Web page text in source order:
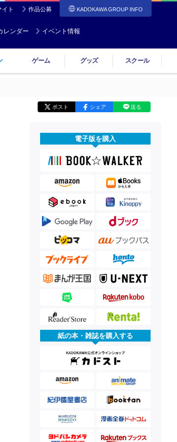
イト 作品公募 KADOKAWA GROUP INFO
レンダー イベント情報
ゲーム グッズ スクール
ポスト シェア 送る
電子版を購入
紙の本・雑誌を購入する